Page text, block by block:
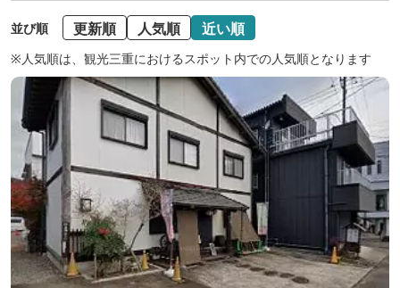
並び順 更新順 人気順 近い順
※人気順は、観光三重におけるスポット内での人気順となります